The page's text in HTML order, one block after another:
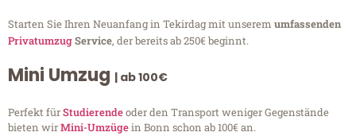
Starten Sie Ihren Neuanfang in Tekirdag mit unserem umfassenden
PrivatumzugService, der bereits ab 250€ beginnt.
Mini Umzug | ab 100€
Perfekt fürStudierendeoder den Transport weniger Gegenstände
bieten wirMini-Umzügein Bonn schon ab 100€ an.